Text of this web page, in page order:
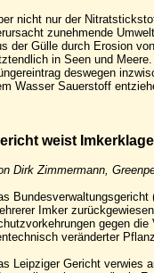
nicht nur der
zunehmende
der Gülle durch Erosion
in Seen und
deswegen
Wasser Sauerstoff
weist
Dirk Zimmermann,
Imker
gegen die
veränderter
Leipziger Gericht verwies